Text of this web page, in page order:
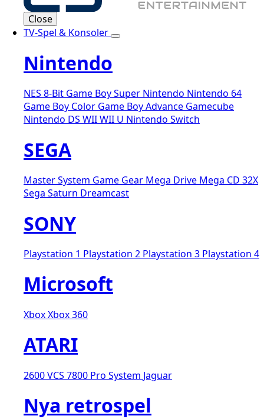
Close
TV-Spel & Konsoler
Nintendo
NES 8-Bit Game BoySuper Nintendo Nintendo 64
Game Boy Color Game Boy Advance Gamecube
Nintendo DS WIIWII U Nintendo Switch
SEGA
Master System Game Gear Mega Drive Mega CD 32X
Sega Saturn Dreamcast
SONY
Playstation 1 Playstation 2 Playstation 3 Playstation 4
Microsoft
XboxXbox 360
ATARI
2600 VCS 7800 Pro System Jaguar
Nya retrospel